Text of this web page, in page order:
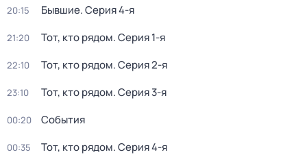
20:15 Бывшие. Серия 4-я
21:20 Тот, кто рядом. Серия 1-я
22:10 Тот, кто рядом. Серия 2-я
23:10 Тот, кто рядом. Серия 3-я
00:20 События
00:35 Тот, кто рядом. Серия 4-я